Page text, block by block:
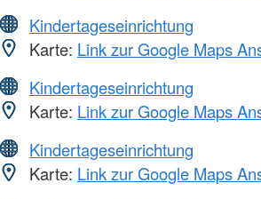
Kindertageseinrichtung
Karte: Link zur Google Maps
Kindertageseinrichtung
Karte: Link zur Google Maps
Kindertageseinrichtung
Karte: Link zur Google Maps